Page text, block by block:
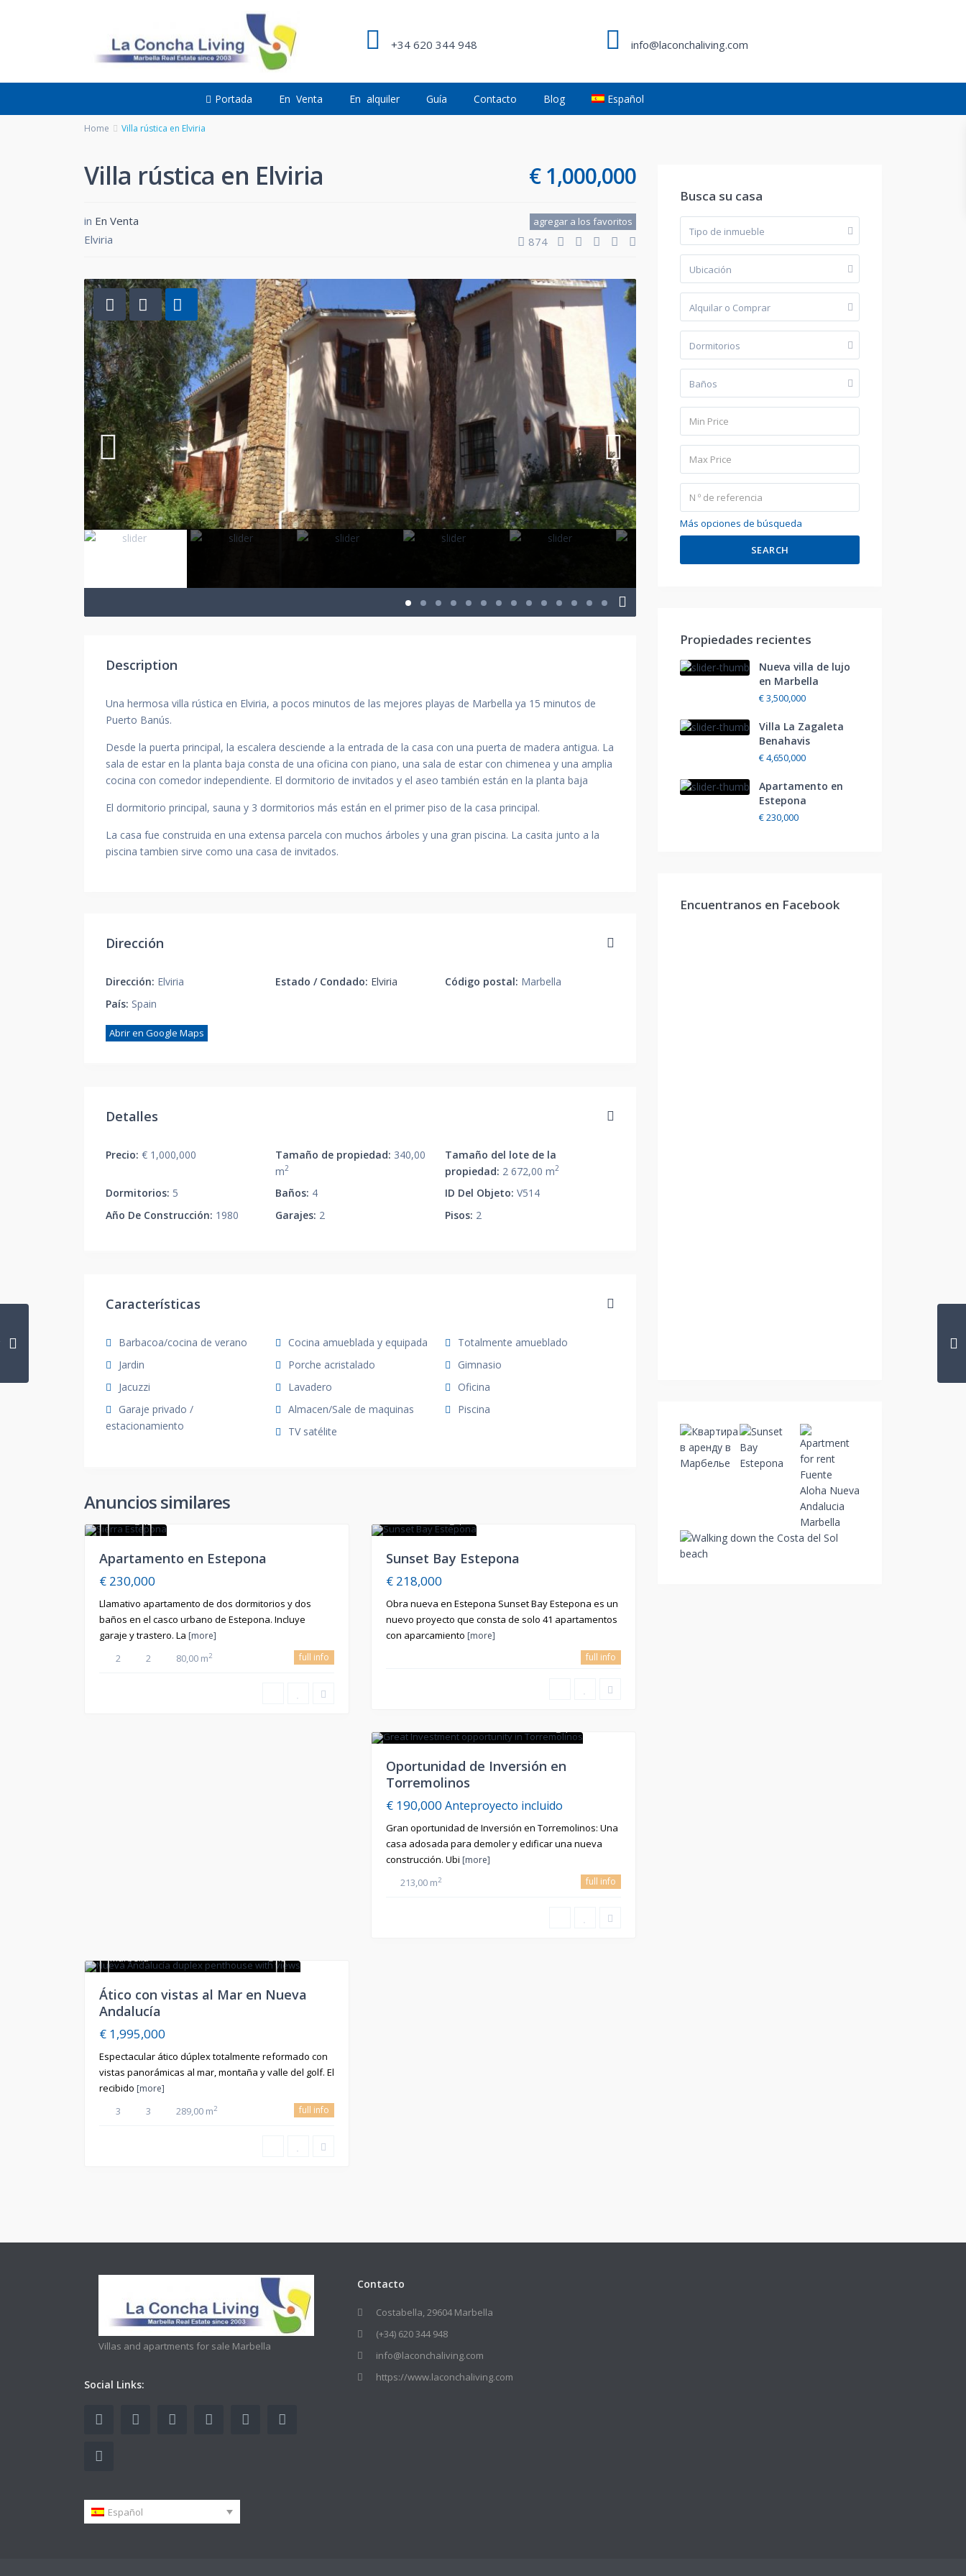
+34 620 344 948 info@laconchaliving.com
Portada En Venta En alquiler Guía Contacto Blog Español
Home Villa rústica en Elviria
Villa rústica en Elviria € 1,000,000
in En Venta
Elviria
agregar a los favoritos
874
Description
Una hermosa villa rústica en Elviria, a pocos minutos de las mejores playas de Marbella ya 15 minutos de
Puerto Banús.
Desde la puerta principal, la escalera desciende a la entrada de la casa con una puerta de madera antigua. La
sala de estar en la planta baja consta de una oficina con piano, una sala de estar con chimenea y una amplia
cocina con comedor independiente. El dormitorio de invitados y el aseo también están en la planta baja
El dormitorio principal, sauna y 3 dormitorios más están en el primer piso de la casa principal.
La casa fue construida en una extensa parcela con muchos árboles y una gran piscina. La casita junto a la
piscina tambien sirve como una casa de invitados.
Dirección
Dirección: Elviria Estado / Condado: Elviria Código postal: Marbella
País: Spain
Abrir en Google Maps
Detalles
Precio: € 1,000,000 Tamaño de propiedad: 340,00
m2
Tamaño del lote de la
propiedad: 2 672,00 m2
Dormitorios: 5 Baños: 4 ID Del Objeto: V514
Año De Construcción: 1980 Garajes: 2 Pisos: 2
Características
Barbacoa/cocina de verano Cocina amueblada y equipada
Totalmente amueblado
Jardin
Porche acristalado
Gimnasio
Jacuzzi
Lavadero
Oficina
Garaje privado /
estacionamiento
Almacen/Sale de maquinas
Piscina
TV satélite
Anuncios similares
Venta
Apartamento en Estepona
€ 230,000
Llamativo apartamento de dos dormitorios y dos
baños en el casco urbano de Estepona. Incluye
garaje y trastero. La [more]
2 2 80,00 m2 full info
Sunset Bay Estepona
€ 218,000
Obra nueva en Estepona Sunset Bay Estepona es un
nuevo proyecto que consta de solo 41 apartamentos
con aparcamiento [more]
full info
Oportunidad de Inversión en
Torremolinos
€ 190,000 Anteproyecto incluido
Gran oportunidad de Inversión en Torremolinos: Una
casa adosada para demoler y edificar una nueva
construcción. Ubi [more]
213,00 m2 full info
Ático con vistas al Mar en Nueva
Andalucía
€ 1,995,000
Espectacular ático dúplex totalmente reformado con
vistas panorámicas al mar, montaña y valle del golf. El
recibido [more]
3 3 289,00 m2 full info
Busca su casa
Tipo de inmueble
Ubicación
Alquilar o Comprar
Dormitorios
Baños
Más opciones de búsqueda
SEARCH
Propiedades recientes
Nueva villa de lujo
en Marbella
€ 3,500,000
Villa La Zagaleta
Benahavis
€ 4,650,000
Apartamento en
Estepona
€ 230,000
Encuentranos en Facebook
Villas and apartments for sale Marbella
Social Links:
Español
Contacto
Costabella, 29604 Marbella
(+34) 620 344 948
info@laconchaliving.com
https://www.laconchaliving.com